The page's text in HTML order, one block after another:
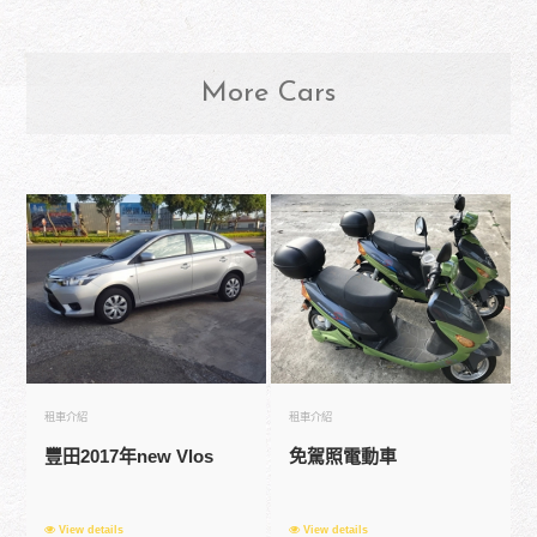
More Cars
租車介紹
豐田2017年new Vlos
View details
租車介紹
免駕照電動車
View details